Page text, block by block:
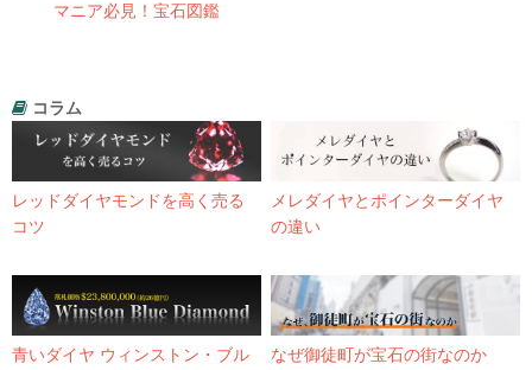
マニア必見！宝石図鑑
コラム
レッドダイヤモンドを高く売る
コツ
メレダイヤとポインターダイヤ
の違い
青いダイヤ ウィンストン・ブル
なぜ御徒町が宝石の街なのか